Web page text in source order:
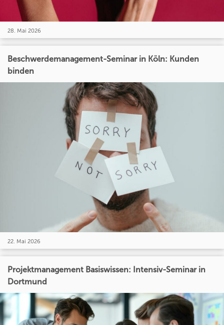
28. Mai 2026
Beschwerdemanagement-Seminar in Köln: Kunden
binden
22. Mai 2026
Projektmanagement Basiswissen: Intensiv-Seminar in
Dortmund